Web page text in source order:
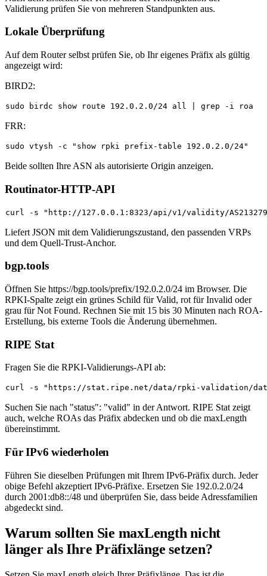
Validierung prüfen Sie von mehreren Standpunkten aus.
Lokale Überprüfung
Auf dem Router selbst prüfen Sie, ob Ihr eigenes Präfix als gültig
angezeigt wird:
BIRD2:
sudo
FRR:
sudo vtysh -c "show rpki prefix-table 192.0.2.0/24"
Beide sollten Ihre ASN als autorisierte Origin anzeigen.
Routinator-HTTP-API
curl -s "http://127.0.0.1:8323/api/v1/validity/
Liefert JSON mit dem Validierungszustand, den passenden VRPs
und dem Quell-Trust-Anchor.
bgp.tools
Öffnen Sie https://bgp.tools/prefix/192.0.2.0/24 im Browser. Die
RPKI-Spalte zeigt ein grünes Schild für Valid, rot für Invalid oder
grau für Not Found. Rechnen Sie mit 15 bis 30 Minuten nach ROA-
Erstellung, bis externe Tools die Änderung übernehmen.
RIPE Stat
Fragen Sie die RPKI-Validierungs-API ab:
curl -s "https://stat.ripe.net/data/rpki-validation/
Suchen Sie nach "status": "valid" in der Antwort. RIPE Stat zeigt
auch, welche ROAs das Präfix abdecken und ob die maxLength
übereinstimmt.
Für IPv6 wiederholen
Führen Sie dieselben Prüfungen mit Ihrem IPv6-Präfix durch. Jeder
obige Befehl akzeptiert IPv6-Präfixe. Ersetzen Sie 192.0.2.0/24
durch 2001:db8::/48 und überprüfen Sie, dass beide Adressfamilien
abgedeckt sind.
Warum sollten Sie maxLength nicht
länger als Ihre Präfixlänge setzen?